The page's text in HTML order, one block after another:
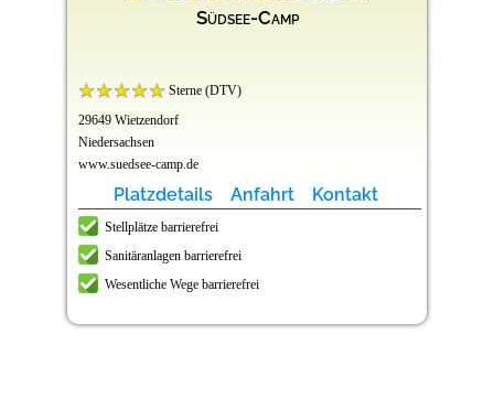
Südsee-Camp
Sterne (DTV)
29649 Wietzendorf
Niedersachsen
www.suedsee-camp.de
Platzdetails Anfahrt Kontakt
Stellplätze barrierefrei
Sanitäranlagen barrierefrei
Wesentliche Wege barrierefrei